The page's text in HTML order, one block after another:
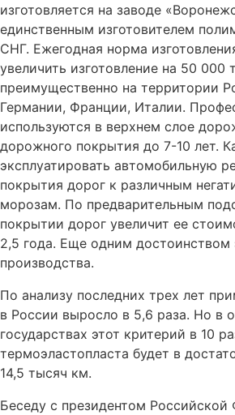
изготовляется на заводе
единственным изготовителем
СНГ. Ежегодная норма
увеличить изготовление на 50
преимущественно на территории
Германии, Франции, Италии.
используются в верхнем слое
дорожного покрытия до 7-10 лет.
эксплуатировать автомобильную
покрытия дорог к различным
морозам. По предварительным
покрытии дорог увеличит ее
2,5 года. Еще одним достоинством
производства.
По анализу последних трех лет
в России выросло в 5,6 раза. Но в
государствах этот критерий в 10
термоэластопласта будет в
14,5 тысяч км.
Беседу с президентом